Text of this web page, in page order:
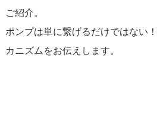
ご紹介。
ポンプは単に繋げるだけではない
カニズムをお伝えします。